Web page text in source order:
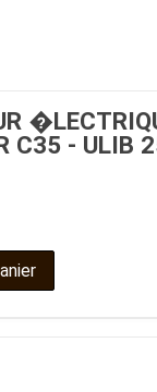
C35 - ULIB